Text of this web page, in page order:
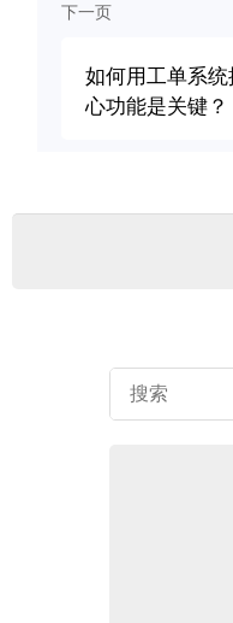
下一页
如何用工单系
心功能是关键？